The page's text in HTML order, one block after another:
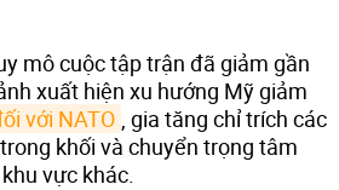
mô cuộc tập trận đã giảm gần
xuất hiện xu hướng Mỹ giảm
với NATO , gia tăng chỉ trích các
khối và chuyển trọng tâm
vực khác.